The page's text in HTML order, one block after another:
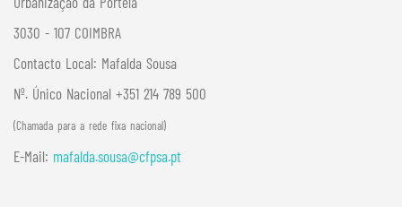
3030 - 107 COIMBRA
Contacto Local: Mafalda Sousa
Nº. Único Nacional +351 214 789 500
(Chamada para a rede fixa nacional)
E-Mail: mafalda.sousa@cfpsa.pt